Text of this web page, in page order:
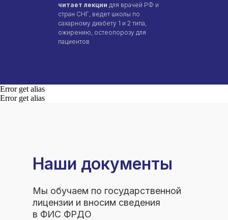
читает лекции для врачей РФ и
стран СНГ, ведет школы по
сахарному диабету 1 и 2 типа,
ожирению, остеопорозу для
пациентов
Error get alias
Error get alias
Наши документы
Мы обучаем по государственной
лицензии и вносим сведения
в ФИС ФРДО
Детская нутрициология
Способы оплаты